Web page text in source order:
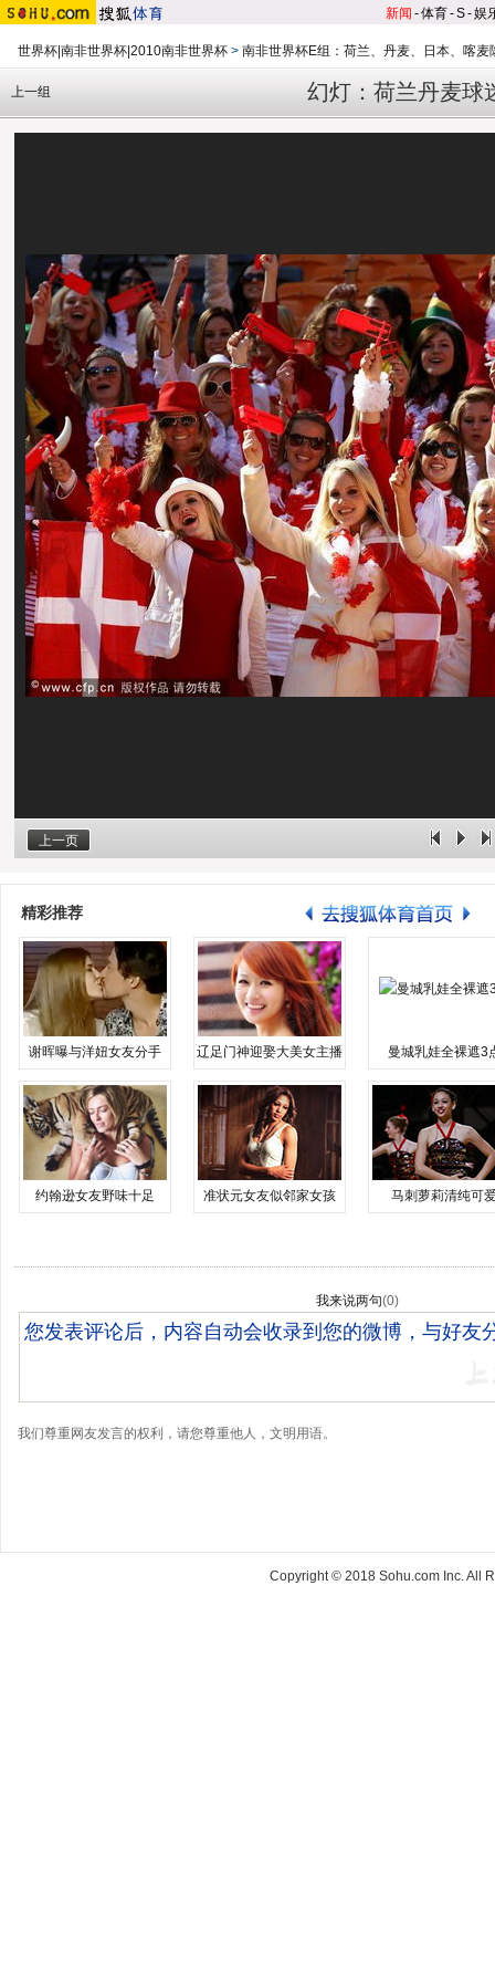
新闻 -体育-S-娱
世界杯|南非世界杯|2010南非世界杯 > 南非世界杯E组：荷兰、丹麦、日本、喀麦
幻灯：荷兰丹麦球
上一组
上一页
精彩推荐
谢晖曝与洋妞女友分手 辽足门神迎娶大美女主播 曼城乳娃全裸遮3
约翰逊女友野味十足 准状元女友似邻家女孩 马刺萝莉清纯可
我来说两句(0)
我们尊重网友发言的权利，请您尊重他人，文明用语。
Copyright © 2018 Sohu.com Inc. All